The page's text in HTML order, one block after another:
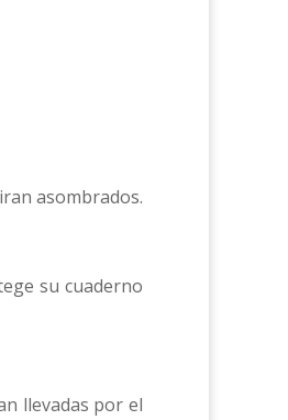
asombrados.
su cuaderno
llevadas por el